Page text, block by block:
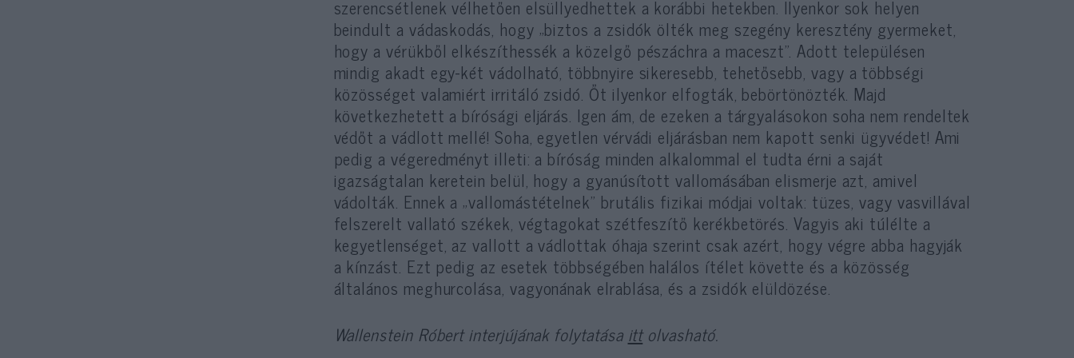
szerencsétlenek vélhetően elsüllyedhettek a korábbi hetekben. Ilyenkor sok helyen
beindult a vádaskodás, hogy „biztos a zsidók ölték meg szegény keresztény gyermeket,
hogy a vérükből elkészíthessék a közelgő pészáchra a maceszt”. Adott településen
mindig akadt egy-két vádolható, többnyire sikeresebb, tehetősebb, vagy a többségi
közösséget valamiért irritáló zsidó. Őt ilyenkor elfogták, bebörtönözték. Majd
következhetett a bírósági eljárás. Igen ám, de ezeken a tárgyalásokon soha nem rendeltek
védőt a vádlott mellé! Soha, egyetlen vérvádi eljárásban nem kapott senki ügyvédet! Ami
pedig a végeredményt illeti: a bíróság minden alkalommal el tudta érni a saját
igazságtalan keretein belül, hogy a gyanúsított vallomásában elismerje azt, amivel
vádolták. Ennek a „vallomástételnek” brutális fizikai módjai voltak: tüzes, vagy vasvillával
felszerelt vallató székek, végtagokat szétfeszítő kerékbetörés. Vagyis aki túlélte a
kegyetlenséget, az vallott a vádlottak óhaja szerint csak azért, hogy végre abba hagyják
a kínzást. Ezt pedig az esetek többségében halálos ítélet követte és a közösség
általános meghurcolása, vagyonának elrablása, és a zsidók elüldözése.
Wallenstein Róbert interjújának folytatása ittolvasható.